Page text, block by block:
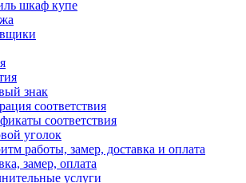
шкаф купе
знак
соответствия
соответствия
уголок
работы, замер, доставка и оплата
замер, оплата
услуги